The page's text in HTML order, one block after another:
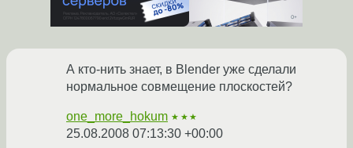
А кто-нить знает, в Blender уже сделали
нормальное совмещение плоскостей?
one_more_hokum ★★★
25.08.2008 07:13:30 +00:00